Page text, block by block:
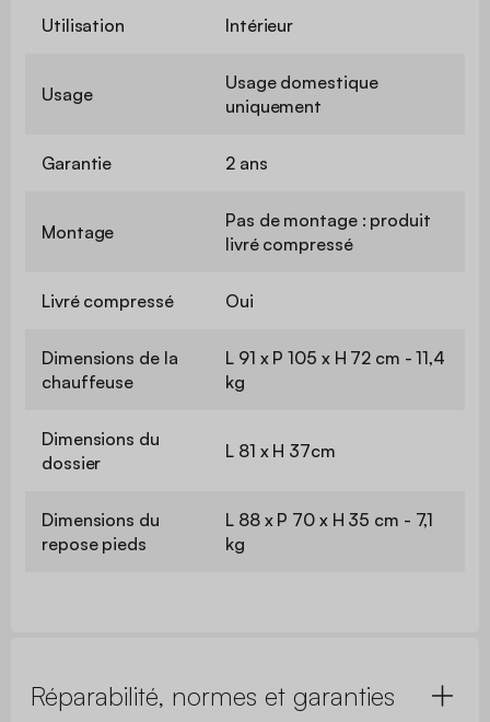
Utilisation Intérieur
Usage
Usage domestique
uniquement
Garantie 2 ans
Montage
Pas de montage : produit
livré compressé
Livré compressé Oui
Dimensions de la
chauffeuse
L 91 x P 105 x H 72 cm - 11,4
kg
Dimensions du
dossier
L 81 x H 37cm
Dimensions du
repose pieds
L 88 x P 70 x H 35 cm - 7,1
kg
Réparabilité, normes et garanties